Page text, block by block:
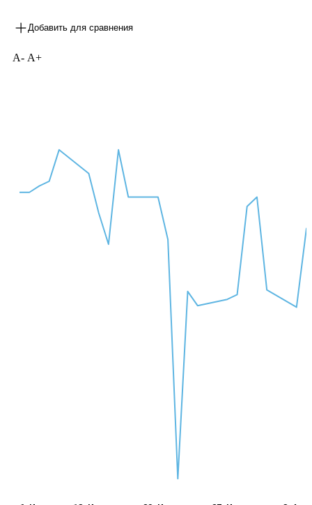
Добавить для сравнения